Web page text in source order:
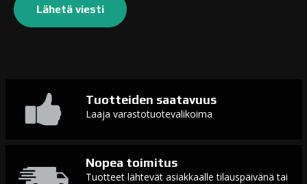
Tuotteiden saatavuus
Laaja varastotuotevalikoima
Nopea toimitus
Tuotteet lähtevät asiakkaalle tilauspäivänä tai